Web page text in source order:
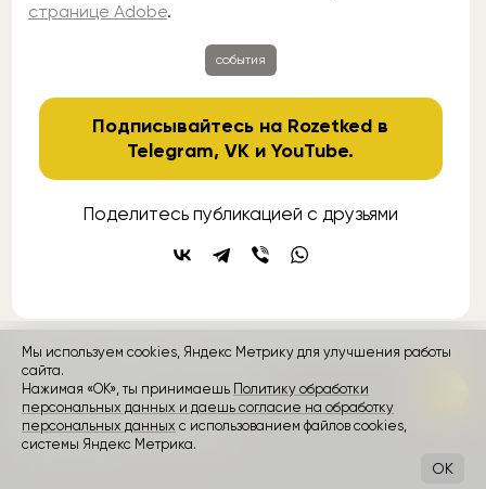
странице Adobe.
события
Подписывайтесь на Rozetked в
Telegram,VK иYouTube.
Поделитесь публикацией с друзьями
контакты
Rozetked © 2026
Пользовательское соглашение
Мы используем cookies, Яндекс Метрику для улучшения работы
сайта.
Нажимая «ОК», ты принимаешь Политику обработки
персональных данных и даешь согласие на обработку
персональных данных с использованием файлов cookies,
системы Яндекс Метрика.
OK